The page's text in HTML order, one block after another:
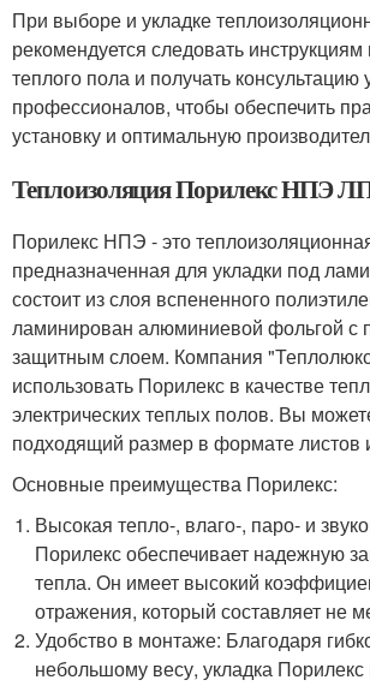
При выборе и укладке
рекомендуется следовать
теплого пола и получать консультацию
профессионалов, чтобы обеспечить
установку и оптимальную
Теплоизоляция Порилекс НПЭ
Порилекс НПЭ - это
предназначенная для укладки под
состоит из слоя вспененного
ламинирован алюминиевой фольгой с
защитным слоем. Компания
использовать Порилекс в качестве
электрических теплых полов. Вы
подходящий размер в формате листов
Основные преимущества Порилекс:
Высокая тепло-, влаго-, паро- и
Порилекс обеспечивает надежную
тепла. Он имеет высокий
отражения, который составляет не
Удобство в монтаже: Благодаря
небольшому весу, укладка Порилекс